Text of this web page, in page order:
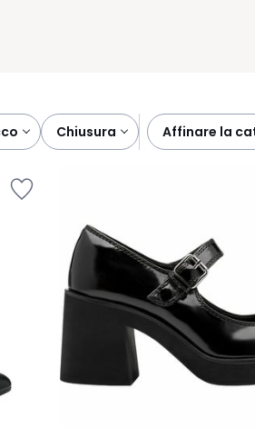
chiusura affinare la